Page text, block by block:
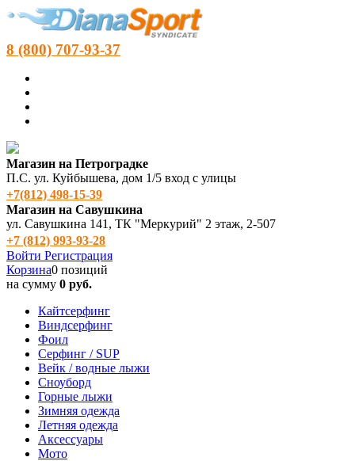
8 (800) 707-93-37
Магазин на Петроградке
П.С. ул. Куйбышева, дом 1/5 вход с улицы
+7(812) 498‑15-39
Магазин на Савушкина
ул. Савушкина 141, ТК "Меркурий" 2 этаж, 2-507
+7 (812) 993-93-28
Войти Регистрация
Корзина0 позиций
на сумму 0 руб.
Кайтсерфинг
Виндсерфинг
Фоил
Серфинг / SUP
Вейк / водные лыжи
Сноуборд
Горные лыжи
Зимняя одежда
Летняя одежда
Аксессуары
Мото